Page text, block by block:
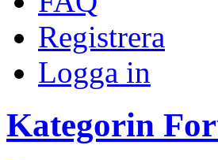
Registrera
Logga in
Kategorin